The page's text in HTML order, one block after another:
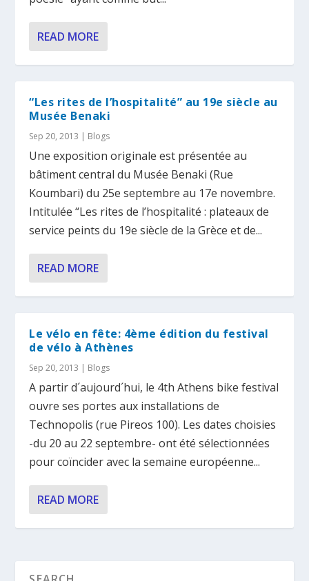
READ MORE
“Les rites de l’hospitalité” au 19e siècle au
Musée Benaki
Sep 20, 2013 | Blogs
Une exposition originale est présentée au
bâtiment central du Musée Benaki (Rue
Koumbari) du 25e septembre au 17e novembre.
Intitulée “Les rites de l’hospitalité : plateaux de
service peints du 19e siècle de la Grèce et de...
READ MORE
Le vélo en fête: 4ème édition du festival
de vélo à Athènes
Sep 20, 2013 | Blogs
A partir d´aujourd´hui, le 4th Athens bike festival
ouvre ses portes aux installations de
Technopolis (rue Pireos 100). Les dates choisies
-du 20 au 22 septembre- ont été sélectionnées
pour coïncider avec la semaine européenne...
READ MORE